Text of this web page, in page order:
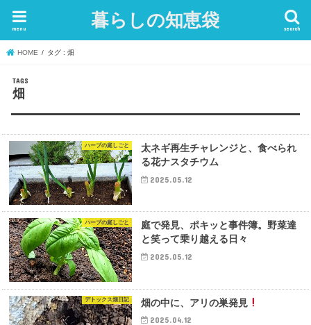
暮らしの知恵袋 search
menu
HOME タグ : 畑
畑
ハーブの庭しごと
太ネギ再生チャレンジと、食べられ
る花ナスタチウム
2025.05.12
ハーブの庭しごと
庭で発見、ポキッと事件簿。野菜達
と笑って乗り越える日々
2025.05.12
デトックス畑日記 畑の中に、アリの巣発見
2025.04.12